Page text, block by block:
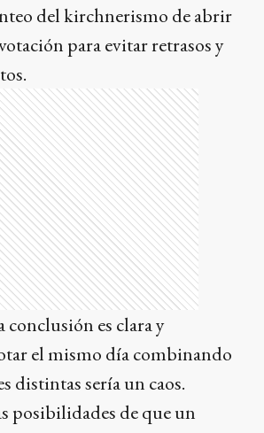
del kirchnerismo de abrir
para evitar retrasos y
conclusión es clara y
el mismo día combinando
distintas sería un caos.
posibilidades de que un